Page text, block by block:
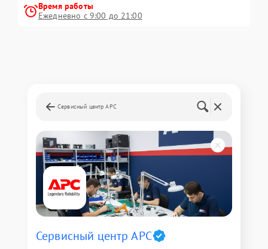
Время работы
Ежедневно с 9:00 до 21:00
Сервисный центр APC
Сервисный центр APC